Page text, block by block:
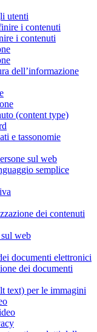
utenti
i contenuti
i contenuti
dell’informazione
(content type)
e tassonomie
sul web
semplice
dei contenuti
web
documenti elettronici
dei documenti
text) per le immagini